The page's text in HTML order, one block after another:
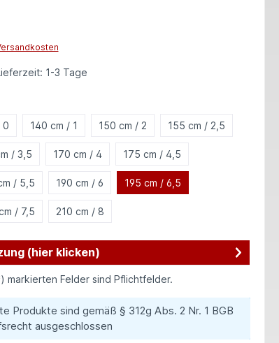
1-3 Tage
0 140 cm / 1 150 cm / 2 155 cm / 2,5
/ 3,5 170 cm / 4 175 cm / 4,5
/ 5,5 190 cm / 6 195 cm / 6,5
/ 7,5 210 cm / 8
(hier klicken)
markierten Felder sind Pflichtfelder.
Produkte sind gemäß § 312g Abs. 2 Nr. 1 BGB
ausgeschlossen